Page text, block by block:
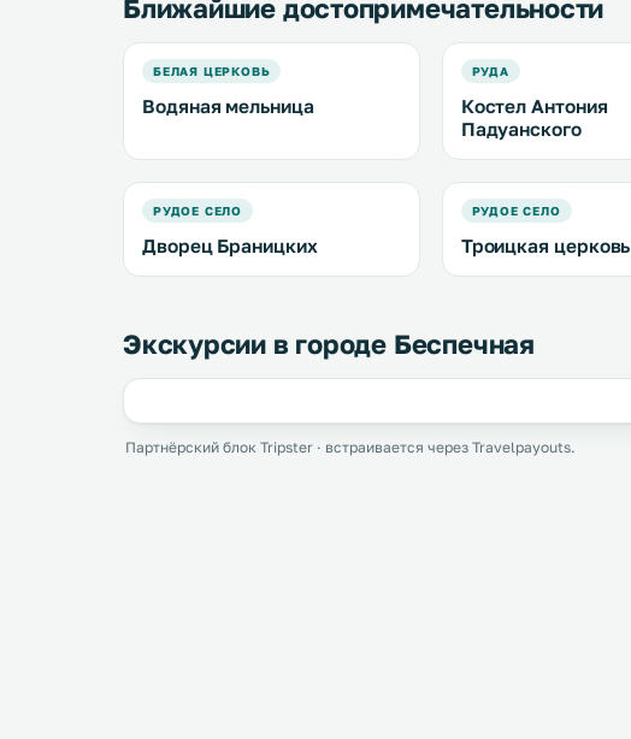
Ближайшие достопримечательности
БЕЛАЯ ЦЕРКОВЬ
Водяная мельница
РУДА
Костел Антония
Падуанского
РУДОЕ СЕЛО
Дворец Браницких
РУДОЕ СЕЛО
Троицкая церковь
Экскурсии в городе Беспечная
Партнёрский блок Tripster · встраивается через Travelpayouts.